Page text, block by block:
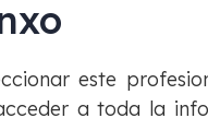
este
a toda la